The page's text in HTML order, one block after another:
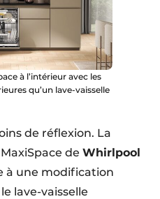
à l’intérieur avec les
qu’un lave-vaisselle
de réflexion. La
de Whirlpool
à une modification
lave-vaisselle